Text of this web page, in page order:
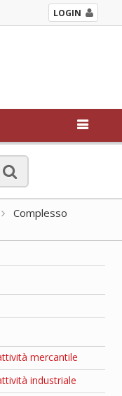
LOGIN
Complesso
mercantile
industriale